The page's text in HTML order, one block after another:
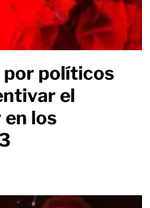
por políticos
el
en los